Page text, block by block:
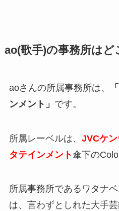
ao(歌手)の事務所はど
aoさんの所属事務所は、 「
ンメント 」 です。
所属レーベルは、 JVCケ
タテインメント傘下の
所属事務所であるワタナ
は、言わずとしれた大手芸